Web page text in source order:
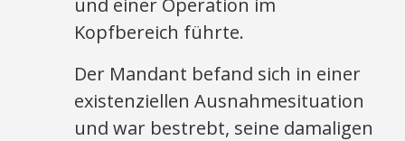
und einer Operation im
Kopfbereich führte.
Der Mandant befand sich in einer
existenziellen Ausnahmesituation
und war bestrebt, seine damaligen